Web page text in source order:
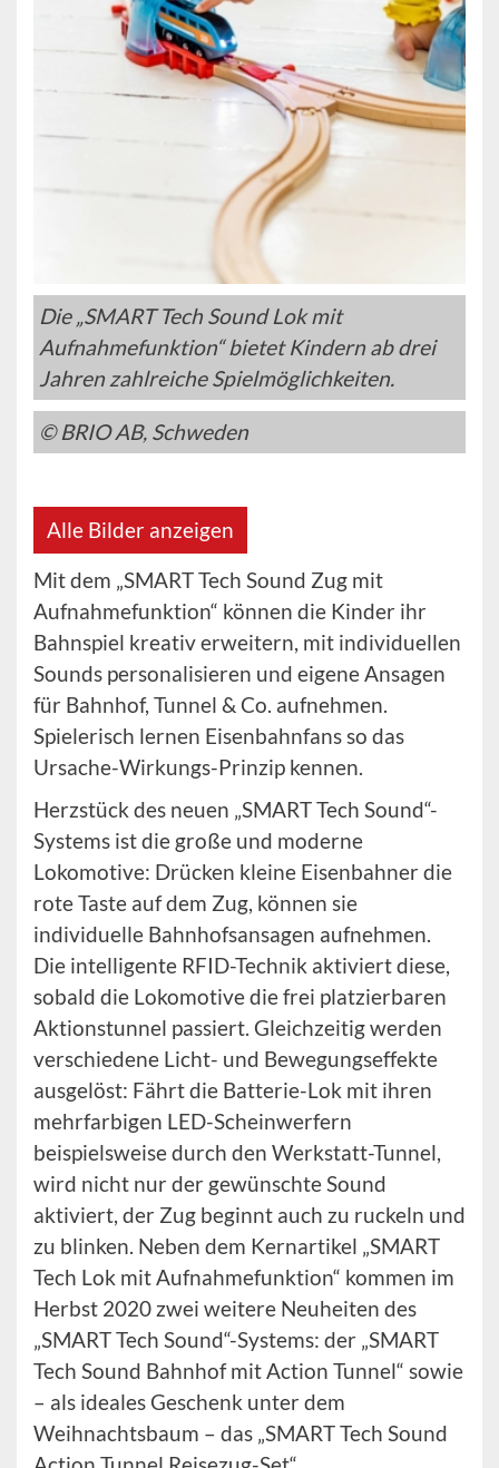
Die „SMART Tech Sound Lok mit
Aufnahmefunktion“ bietet Kindern ab drei
Jahren zahlreiche Spielmöglichkeiten.
© BRIO AB, Schweden
Alle Bilder anzeigen
Mit dem „SMART Tech Sound Zug mit
Aufnahmefunktion“ können die Kinder ihr
Bahnspiel kreativ erweitern, mit individuellen
Sounds personalisieren und eigene Ansagen
für Bahnhof, Tunnel & Co. aufnehmen.
Spielerisch lernen Eisenbahnfans so das
Ursache-Wirkungs-Prinzip kennen.
Herzstück des neuen „SMART Tech Sound“-
Systems ist die große und moderne
Lokomotive: Drücken kleine Eisenbahner die
rote Taste auf dem Zug, können sie
individuelle Bahnhofsansagen aufnehmen.
Die intelligente RFID-Technik aktiviert diese,
sobald die Lokomotive die frei platzierbaren
Aktionstunnel passiert. Gleichzeitig werden
verschiedene Licht- und Bewegungseffekte
ausgelöst: Fährt die Batterie-Lok mit ihren
mehrfarbigen LED-Scheinwerfern
beispielsweise durch den Werkstatt-Tunnel,
wird nicht nur der gewünschte Sound
aktiviert, der Zug beginnt auch zu ruckeln und
zu blinken. Neben dem Kernartikel „SMART
Tech Lok mit Aufnahmefunktion“ kommen im
Herbst 2020 zwei weitere Neuheiten des
„SMART Tech Sound“-Systems: der „SMART
Tech Sound Bahnhof mit Action Tunnel“ sowie
– als ideales Geschenk unter dem
Weihnachtsbaum – das „SMART Tech Sound